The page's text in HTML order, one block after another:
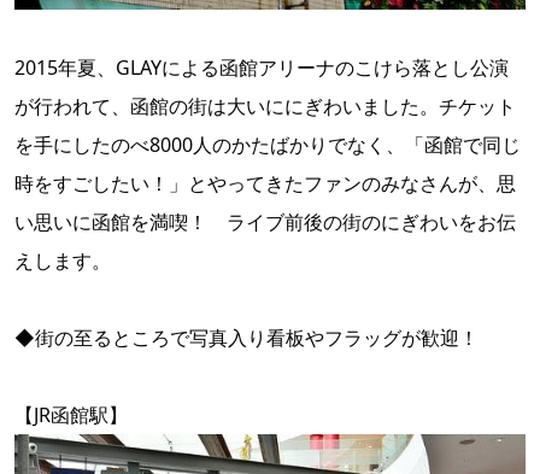
2015年夏、GLAYによる函館アリーナのこけら落とし公演
が行われて、函館の街は大いににぎわいました。チケット
を手にしたのべ8000人のかたばかりでなく、「函館で同じ
時をすごしたい！」とやってきたファンのみなさんが、思
い思いに函館を満喫！ ライブ前後の街のにぎわいをお伝
えします。
◆街の至るところで写真入り看板やフラッグが歓迎！
【JR函館駅】